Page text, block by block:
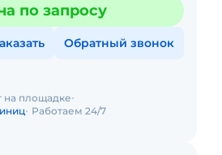
по запросу
Обратный звонок
на площадке
Работаем 24/7